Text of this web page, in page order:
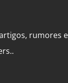
rumores e